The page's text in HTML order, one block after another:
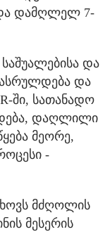
დამღლელ 7-
და
და
ში, სათანადო
დაღლილი
მეორე,
-
მძღოლის
მესერის